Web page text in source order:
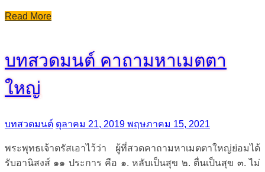
Read More
บทสวดมนต์ คาถามหาเมตตา
ใหญ่
บทสวดมนต์ ตุลาคม 21, 2019 พฤษภาคม 15, 2021
พระพุทธเจ้าตรัสเอาไว้ว่า ผู้ที่สวดคาถามหาเมตตาใหญ่ย่อมได้
รับอานิสงส์ ๑๑ ประการ คือ ๑. หลับเป็นสุข ๒. ตื่นเป็นสุข ๓. ไม่